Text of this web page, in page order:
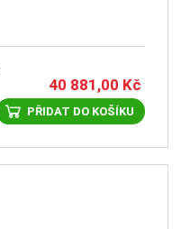
40 881,00 Kč
PŘIDAT DO KOŠÍKU